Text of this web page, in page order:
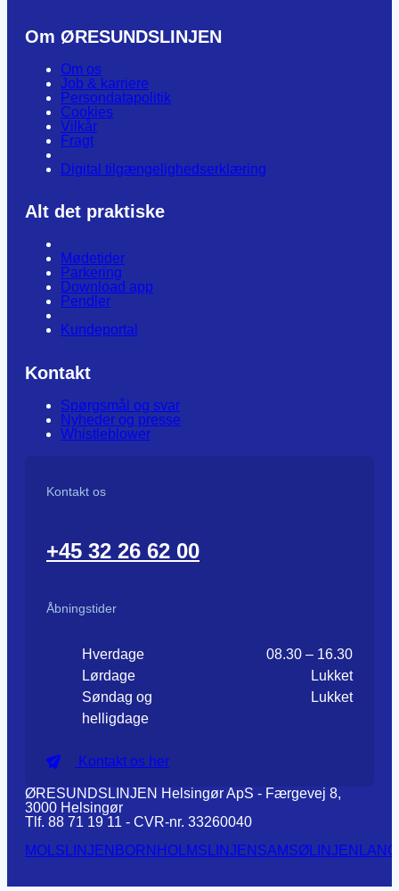
Om ØRESUNDSLINJEN
Om os
Job & karriere
Persondatapolitik
Cookies
Vilkår
Fragt
Digital tilgængelighedserklæring
Alt det praktiske
Mødetider
Parkering
Download app
Pendler
Kundeportal
Kontakt
Spørgsmål og svar
Nyheder og presse
Whistleblower
Kontakt os
+45 32 26 62 00
Åbningstider
Hverdage
08.30 – 16.30
Lørdage
Lukket
Søndag og
helligdage
Lukket
Kontakt os her
ØRESUNDSLINJEN Helsingør ApS - Færgevej 8,
3000 Helsingør
Tlf. 88 71 19 11 - CVR-nr. 33260040
MOLSLINJEN BORNHOLMSLINJEN SAMSØLINJEN